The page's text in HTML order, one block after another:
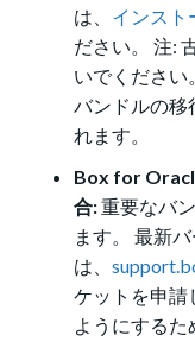
は、 インスト
ださい。 注:
いでください
バンドルの移
れます。
Box for
合:重要なバ
ます。 最新
は、
ケットを申請
ようにする